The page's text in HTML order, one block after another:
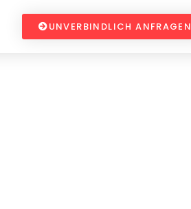
UNVERBINDLICH ANFRAGEN